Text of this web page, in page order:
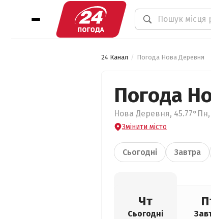
24 Канал Погода Нова Деревня
Погода
Нова Деревня, 45.77°Пн,
Змінити місто
Сьогодні Завтра
Чт
Сьогодні